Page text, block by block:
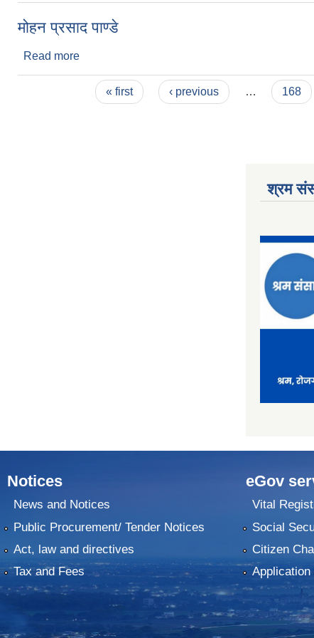
मोहन प्रसाद पाण्डे
Read more
« first ‹ previous … 168
श्रम
Notices
News and Notices
Public Procurement/ Tender Notices
Act, law and directives
Tax and Fees
eGov
Vital
Social
Citizen
Application